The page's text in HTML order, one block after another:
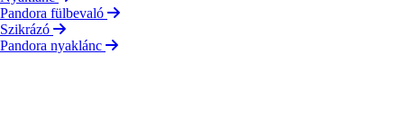
Pandora fülbevaló
Szikrázó
Pandora nyaklánc